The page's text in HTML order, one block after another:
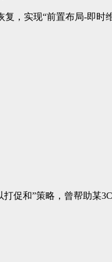
，实现“前置布局-即时
促和”策略，曾帮助某